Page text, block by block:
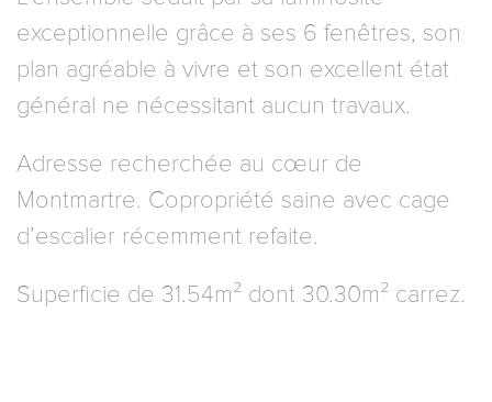
exceptionnelle grâce à ses 6 fenêtres, son
plan agréable à vivre et son excellent état
général ne nécessitant aucun travaux.
Adresse recherchée au cœur de
Montmartre. Copropriété saine avec cage
d’escalier récemment refaite.
Superficie de 31.54m² dont 30.30m² carrez.